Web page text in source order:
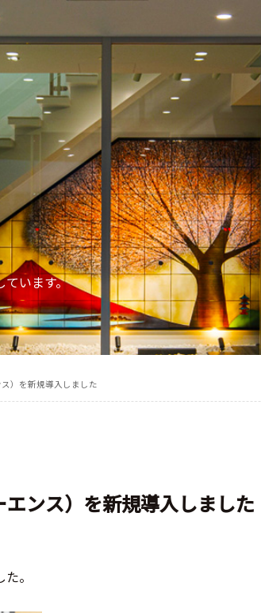
ています。
）を新規導入しました
ンス）を新規導入しました
。